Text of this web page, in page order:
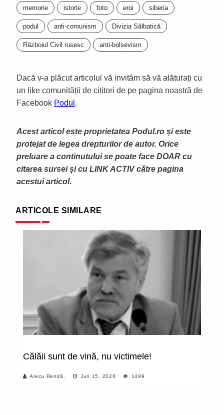
memorie istorie foto eroi siberia
podul anti-comunism Divizia Sălbatică
Războiul Civil rusesc anti-bolșevism
Dacă v-a plăcut articolul vă invităm să vă alăturați cu
un like comunității de cititori de pe pagina noastră de
Facebook Podul .
Acest articol este proprietatea Podul.ro și este
protejat de legea drepturilor de autor. Orice
preluare a continutului se poate face DOAR cu
citarea sursei și cu LINK ACTIV către pagina
acestui articol.
ARTICOLE SIMILARE
Călăii sunt de vină, nu victimele!
Alecu Reniță. Jun 15, 2026 1499